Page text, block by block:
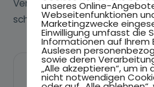
Veranstaltungen, die unsere
schätzt.
EMPFOHLEN
unseres Online-
Webseitenfunktionen
Marketingzwecke
Einwilligung umfasst die
Informationen auf Ihrem
Auslesen
sowie deren
„Alle akzeptieren“, um in
nicht notwendigen